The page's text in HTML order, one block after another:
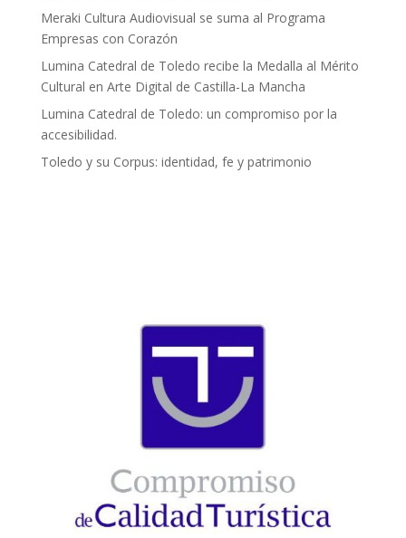
Meraki Cultura Audiovisual se suma al Programa
Empresas con Corazón
Lumina Catedral de Toledo recibe la Medalla al Mérito
Cultural en Arte Digital de Castilla-La Mancha
Lumina Catedral de Toledo: un compromiso por la
accesibilidad.
Toledo y su Corpus: identidad, fe y patrimonio